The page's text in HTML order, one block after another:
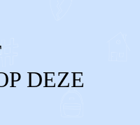
DEZE